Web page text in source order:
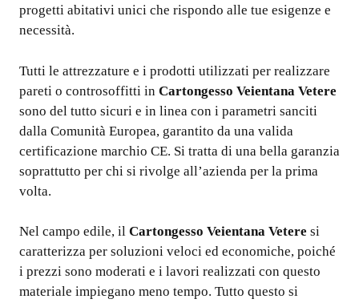
progetti abitativi unici che rispondo alle tue esigenze e
necessità.
Tutti le attrezzature e i prodotti utilizzati per realizzare
pareti o controsoffitti in Cartongesso Veientana Vetere
sono del tutto sicuri e in linea con i parametri sanciti
dalla Comunità Europea, garantito da una valida
certificazione marchio CE. Si tratta di una bella garanzia
soprattutto per chi si rivolge all’azienda per la prima
volta.
Nel campo edile, il Cartongesso Veientana Vetere si
caratterizza per soluzioni veloci ed economiche, poiché
i prezzi sono moderati e i lavori realizzati con questo
materiale impiegano meno tempo. Tutto questo si